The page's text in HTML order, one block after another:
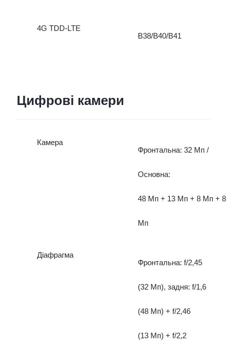
4G TDD-LTE
B38/B40/B41
Цифрові камери
Камера
Фронтальна: 32 Мп /
Основна:
48 Мп + 13 Мп + 8 Мп +
Мп
Діафрагма
Фронтальна: f/2,45
(32 Мп), задня: f/1,6
(48 Мп) + f/2,46
(13 Мп) + f/2,2